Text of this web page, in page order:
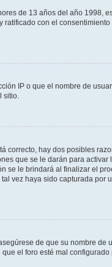
de 13 años del año
con el
IP o que el nombre de
sitio.
correcto, hay dos posibles
que se le darán para
se le brindará al finalizar el
vez haya sido capturada
de que su nombre
el foro esté mal